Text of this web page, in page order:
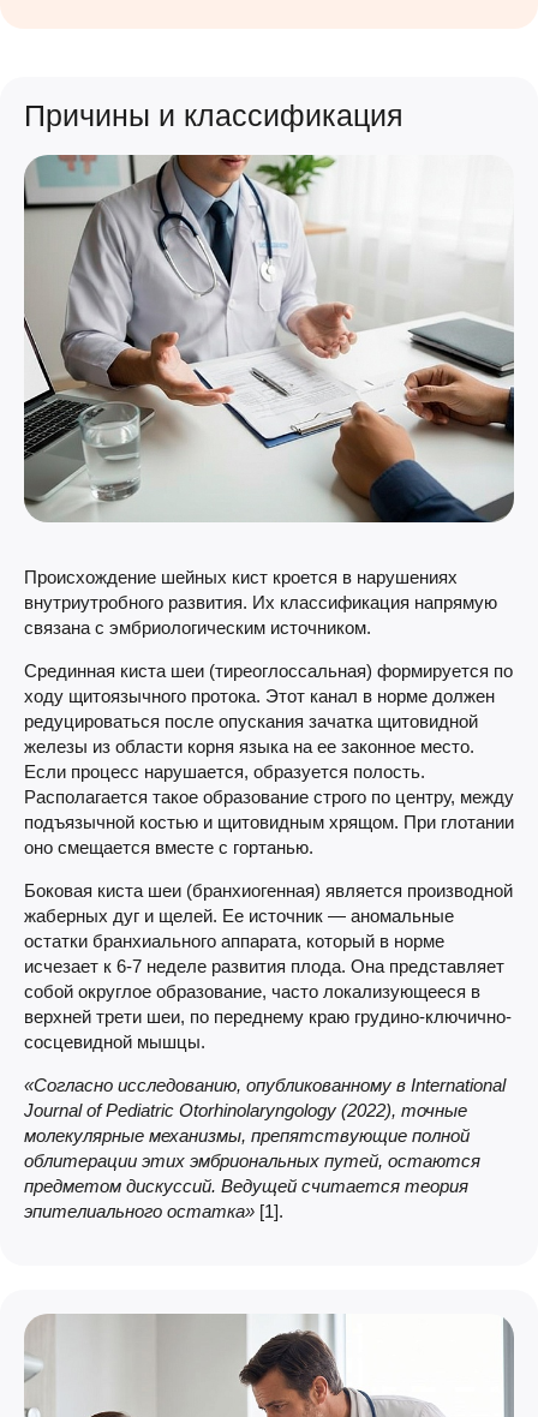
Причины и классификация
Происхождение шейных кист кроется в нарушениях
внутриутробного развития. Их классификация напрямую
связана с эмбриологическим источником.
Срединная киста шеи (тиреоглоссальная) формируется по
ходу щитоязычного протока. Этот канал в норме должен
редуцироваться после опускания зачатка щитовидной
железы из области корня языка на ее законное место.
Если процесс нарушается, образуется полость.
Располагается такое образование строго по центру, между
подъязычной костью и щитовидным хрящом. При глотании
оно смещается вместе с гортанью.
Боковая киста шеи (бранхиогенная) является производной
жаберных дуг и щелей. Ее источник — аномальные
остатки бранхиального аппарата, который в норме
исчезает к 6-7 неделе развития плода. Она представляет
собой округлое образование, часто локализующееся в
верхней трети шеи, по переднему краю грудино-ключично-
сосцевидной мышцы.
«Согласно исследованию, опубликованному в International
Journal of Pediatric Otorhinolaryngology (2022), точные
молекулярные механизмы, препятствующие полной
облитерации этих эмбриональных путей, остаются
предметом дискуссий. Ведущей считается теория
эпителиального остатка» [1].